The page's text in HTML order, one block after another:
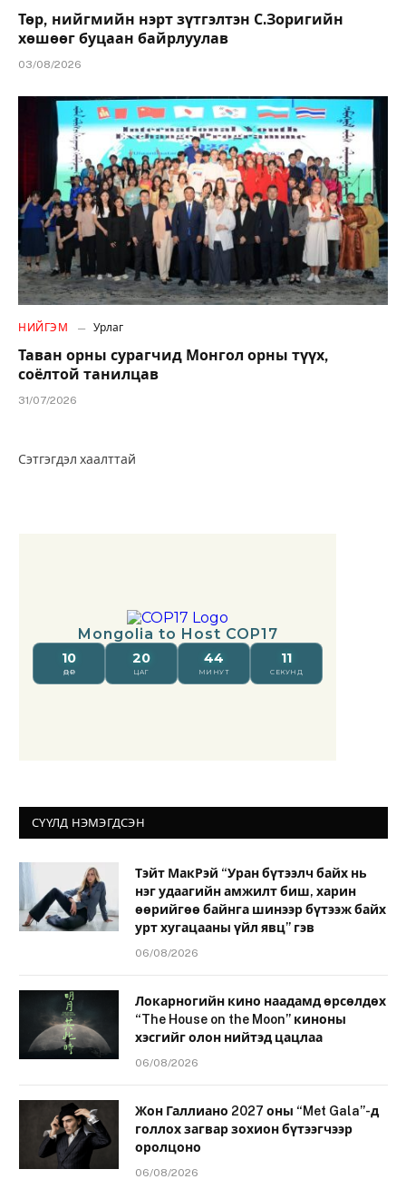
Төр, нийгмийн нэрт зүтгэлтэн С.Зоригийн
хөшөөг буцаан байрлуулав
03/08/2026
НИЙГЭМ Урлаг
Таван орны сурагчид Монгол орны түүх,
соёлтой танилцав
31/07/2026
Сэтгэгдэл хаалттай
СҮҮЛД НЭМЭГДСЭН
Тэйт МакРэй “Уран бүтээлч байх нь
нэг удаагийн амжилт биш, харин
өөрийгөө байнга шинээр бүтээж байх
урт хугацааны үйл явц” гэв
06/08/2026
Локарногийн кино наадамд өрсөлдөх
“The House on the Moon” киноны
хэсгийг олон нийтэд цацлаа
06/08/2026
Жон Галлиано 2027 оны “Met Gala”-д
голлох загвар зохион бүтээгчээр
оролцоно
06/08/2026